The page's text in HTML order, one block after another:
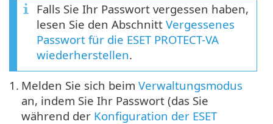
Falls Sie Ihr Passwort vergessen haben,
lesen Sie den Abschnitt Vergessenes
Passwort für die ESET PROTECT-VA
wiederherstellen.
1. Melden Sie sich beim Verwaltungsmodus
an, indem Sie Ihr Passwort (das Sie
während der Konfiguration der ESET